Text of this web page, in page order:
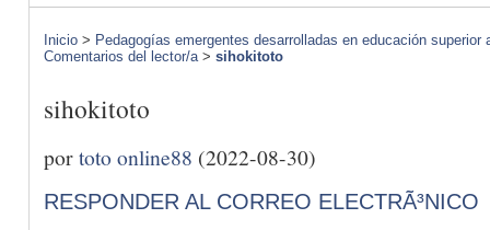
Inicio > Pedagogías emergentes desarrolladas en educación
Comentarios del lector/a> sihokitoto
sihokitoto
portoto online88 (2022-08-30)
RESPONDER AL CORREO ELECTRÃ³NICO